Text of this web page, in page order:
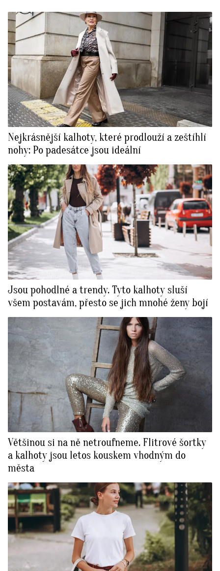
Nejkrásnější kalhoty, které prodlouží a zeštíhlí
nohy: Po padesátce jsou ideální
Jsou pohodlné a trendy. Tyto kalhoty sluší
všem postavám, přesto se jich mnohé ženy bojí
Většinou si na ně netroufneme. ⁠Flitrové šortky
a kalhoty jsou letos kouskem vhodným do
města